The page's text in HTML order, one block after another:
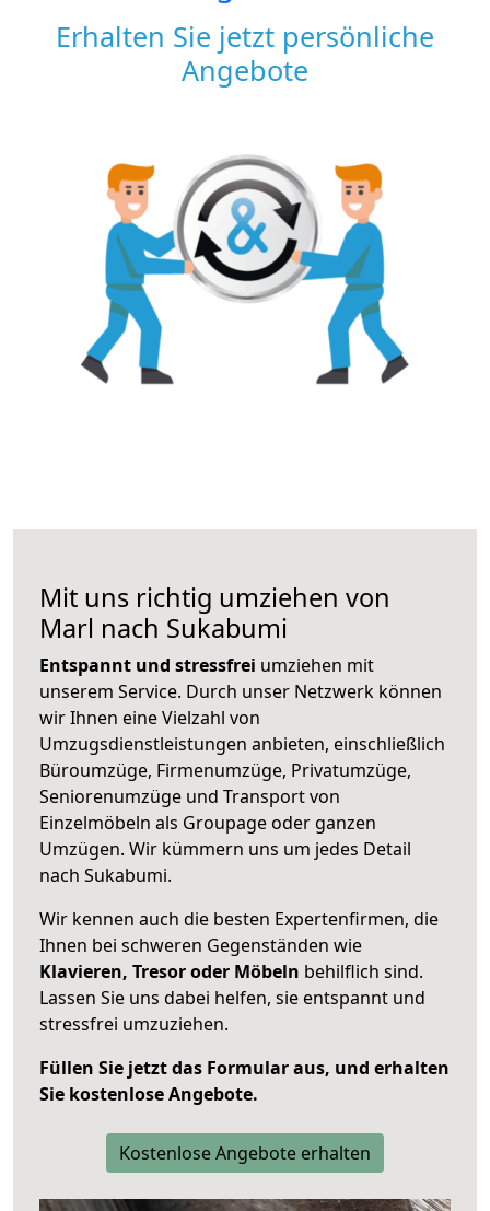
Erhalten Sie jetzt persönliche
Angebote
Mit uns richtig umziehen von
Marl nach Sukabumi
Entspannt und stressfrei umziehen mit
unserem Service. Durch unser Netzwerk können
wir Ihnen eine Vielzahl von
Umzugsdienstleistungen anbieten, einschließlich
Büroumzüge, Firmenumzüge, Privatumzüge,
Seniorenumzüge und Transport von
Einzelmöbeln als Groupage oder ganzen
Umzügen. Wir kümmern uns um jedes Detail
nach Sukabumi.
Wir kennen auch die besten Expertenfirmen, die
Ihnen bei schweren Gegenständen wie
Klavieren, Tresor oder Möbeln behilflich sind.
Lassen Sie uns dabei helfen, sie entspannt und
stressfrei umzuziehen.
Füllen Sie jetzt das Formular aus, und erhalten
Sie kostenlose Angebote.
Kostenlose Angebote erhalten